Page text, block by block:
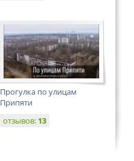
Прогулка по улицам
Припяти
отзывов: 13